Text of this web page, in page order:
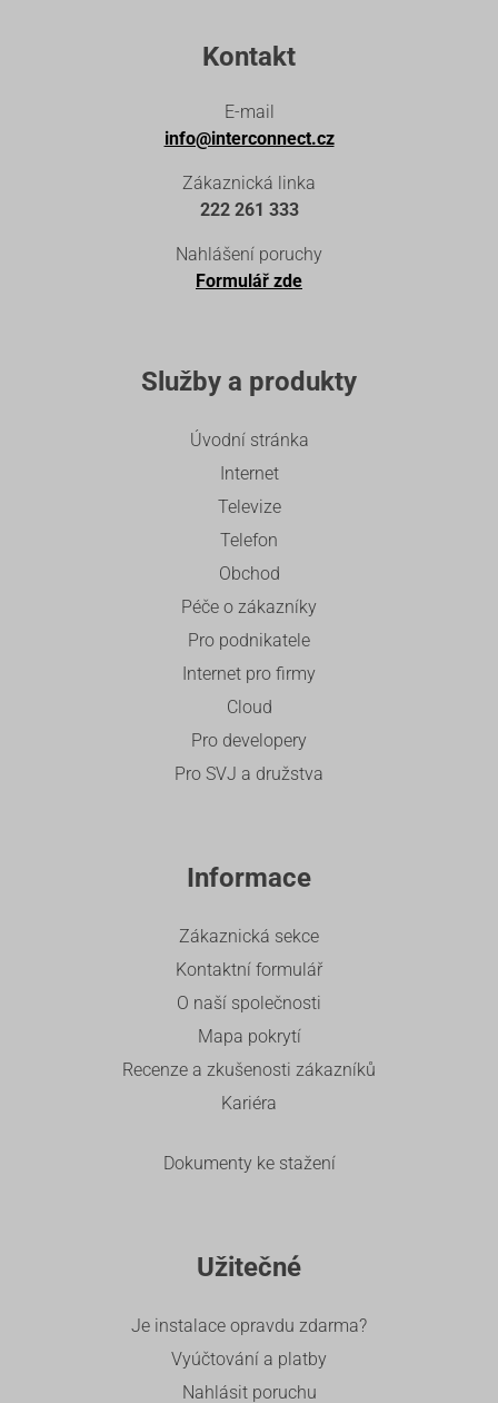
Kontakt
E-mail
info@interconnect.cz
Zákaznická linka
222 261 333
Nahlášení poruchy
Formulář zde
Služby a produkty
Úvodní stránka
Internet
Televize
Telefon
Obchod
Péče o zákazníky
Pro podnikatele
Internet pro firmy
Cloud
Pro developery
Pro SVJ a družstva
Informace
Zákaznická sekce
Kontaktní formulář
O naší společnosti
Mapa pokrytí
Recenze a zkušenosti zákazníků
Kariéra
Dokumenty ke stažení
Užitečné
Je instalace opravdu zdarma?
Vyúčtování a platby
Nahlásit poruchu